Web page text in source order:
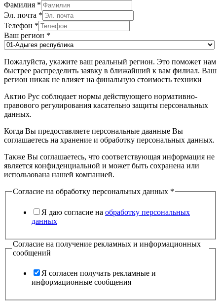
Фамилия *
Эл. почта *
Телефон *
Ваш регион *
Пожалуйста, укажите ваш реальный регион. Это поможет нам
быстрее распределить заявку в ближайший к вам филиал. Ваш
регион никак не влияет на финальную стоимость техники
Актио Рус соблюдает нормы действующего нормативно-
правового регулирования касательно защиты персональных
данных.
Когда Вы предоставляете персональные даанные Вы
соглашаетесь на хранение и обработку персональных данных.
Также Вы соглашаетесь, что соответствующая информация не
является конфиденциальной и может быть сохранена или
использована нашей компанией.
Согласие на обработку персональных данных *
Я даю согласие на обработку персональных
данных
Согласие на получение рекламных и информационных
сообщений
Я согласен получать рекламные и
информационные сообщения